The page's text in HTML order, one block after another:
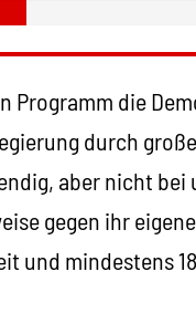
Programm die
durch große
aber nicht bei
gegen ihr
und mindestens